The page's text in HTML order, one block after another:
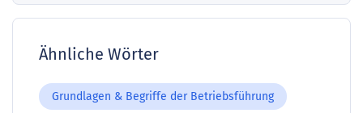
Ähnliche Wörter
Grundlagen & Begriffe der Betriebsführung